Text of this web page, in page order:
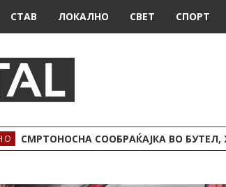
СТАВ ЛОКАЛНО СВЕТ СПОРТ
СМРТОНОСНА СООБРАЌАЈКА ВО